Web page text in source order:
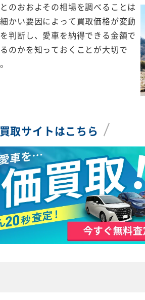
のおおよその相場を調べることは
かい要因によって買取価格が変動
判断し、愛車を納得できる金額で
のかを知っておくことが大切で
買取サイトはこちら